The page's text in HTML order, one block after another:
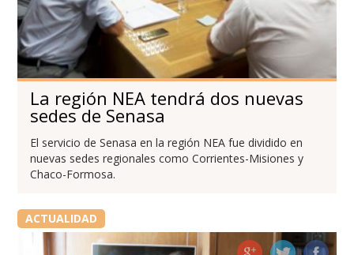
La región NEA tendrá dos nuevas
sedes de Senasa
El servicio de Senasa en la región NEA fue dividido en
nuevas sedes regionales como Corrientes-Misiones y
Chaco-Formosa.
ACTUALIDAD